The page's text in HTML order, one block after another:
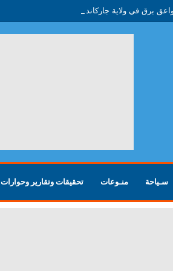
سـياحة منـوعات تحقيقات وتقارير وحوارات